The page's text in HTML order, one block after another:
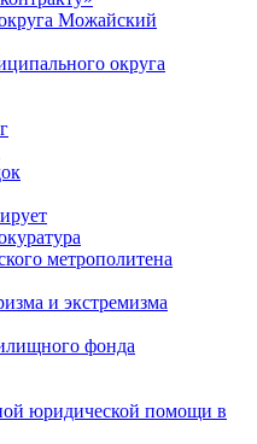
Можайский
округа
метрополитена
и экстремизма
фонда
юридической помощи в